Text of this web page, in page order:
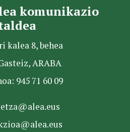
komunikazio
kalea 8, behea
ARABA
945 71 60 09